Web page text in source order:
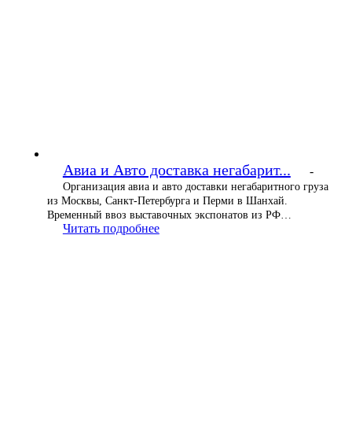
Авиа и Авто доставка негабарит... -
Организация авиа и авто доставки негабаритного груза
из Москвы, Санкт-Петербурга и Перми в Шанхай.
Временный ввоз выставочных экспонатов из РФ…
Читать подробнее